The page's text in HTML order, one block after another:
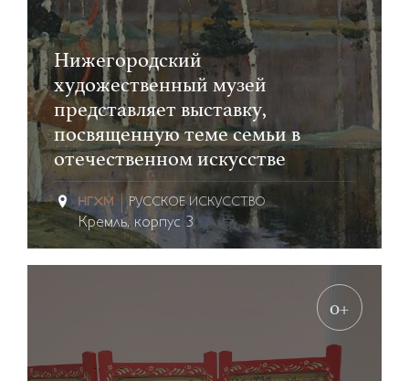
Нижегородский
художественный музей
представляет выставку,
посвященную теме семьи в
отечественном искусстве
РУССКОЕ ИСКУССТВО
Кремль, корпус 3
0+